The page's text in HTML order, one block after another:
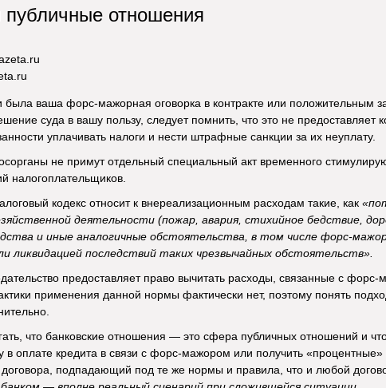
отношения
была ваша форс-мажорная оговорка в контракте или положительным
суда в вашу пользу, следует помнить, что это не предоставляет
уплачивать налоги и нести штрафные санкции за их неуплату.
не примут отдельный специальный акт временного
налогоплательщиков.
кодекс относит к внереализационным расходам такие, как
деятельности (пожар, авария, стихийное бедствие,
и иные аналогичные обстоятельства, в том числе форс-
ликвидацией последствий таких чрезвычайных обстоятельств».
предоставляет право вычитать расходы, связанные с
применения данной нормы фактически нет, поэтому понять
что банковские отношения — это сфера публичных отношений и
в оплате кредита в связи с форс-мажором или получить
договора, подпадающий под те же нормы и правила, что и любой